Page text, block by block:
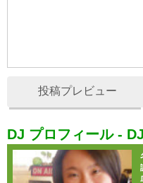
投稿プレビュー
DJ プロフィール -